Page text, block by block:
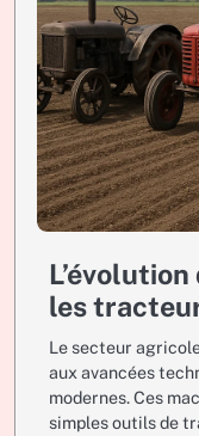
les
Le secteur
aux avancées
modernes. Ces
simples outils de